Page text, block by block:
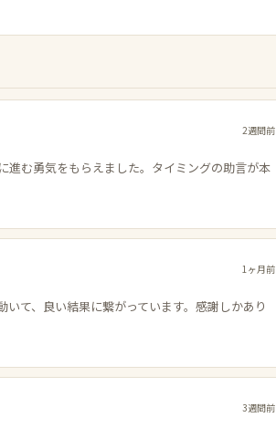
2週間前
進む勇気をもらえました。タイミングの助言が本
1ヶ月前
て、良い結果に繋がっています。感謝しかあり
3週間前